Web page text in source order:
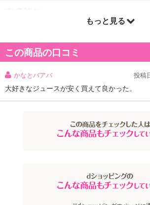
イド オレンジブレンド マルチビタミン』が新
厳選したフルーツを組み合わせた（オレンジ＋
ルチビタミン入りで、管理栄養士推奨の元気
ジュースです。
スッキリとした後味と、ちょうど良い容量で
ぜひ、甘いもので元気を出したい時に『ミニ
レンド マルチビタミン』をお楽しみください
・原材料/材質/素材：果実（オレンジ（ブラジ
レモン、アセロラ、ぶどう）、果糖ぶどう糖
もっと見る
この商品の口コミ
かなとバアバ 投稿
大好きなジュースが安く買えて良かった。